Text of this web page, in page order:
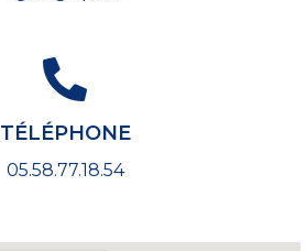
TÉLÉPHONE
05.58.77.18.54